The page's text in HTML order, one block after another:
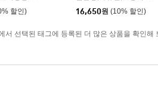
할인)
16,650원 (10% 할인)
서 선택된 태그에 등록된 더 많은 상품을 확인해